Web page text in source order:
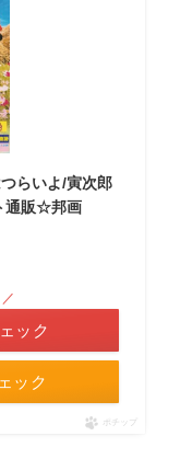
らいよ/寅次郎
通販☆邦画
ック
ック
ポチップ